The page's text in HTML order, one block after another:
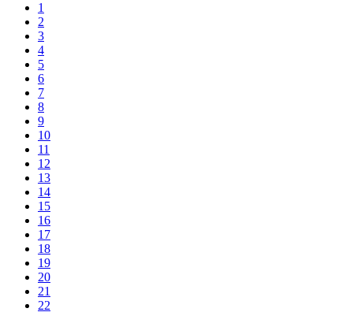
1
2
3
4
5
6
7
8
9
10
11
12
13
14
15
16
17
18
19
20
21
22